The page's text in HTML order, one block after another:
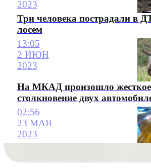
2023
Три человека пострадали в
лосем
13:05
2 ИЮН
2023
На МКАД произошло жесткое
столкновение двух
02:56
23 МАЯ
2023